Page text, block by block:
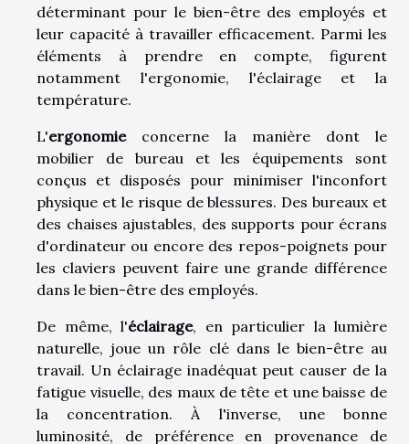
déterminant pour le bien-être des employés et
leur capacité à travailler efficacement. Parmi les
éléments à prendre en compte, figurent
notamment l'ergonomie, l'éclairage et la
température.
L'ergonomieconcerne la manière dont le
mobilier de bureau et les équipements sont
conçus et disposés pour minimiser l'inconfort
physique et le risque de blessures. Des bureaux et
des chaises ajustables, des supports pour écrans
d'ordinateur ou encore des repos-poignets pour
les claviers peuvent faire une grande différence
dans le bien-être des employés.
De même, l'éclairage, en particulier la lumière
naturelle, joue un rôle clé dans le bien-être au
travail. Un éclairage inadéquat peut causer de la
fatigue visuelle, des maux de tête et une baisse de
la concentration. À l'inverse, une bonne
luminosité, de préférence en provenance de